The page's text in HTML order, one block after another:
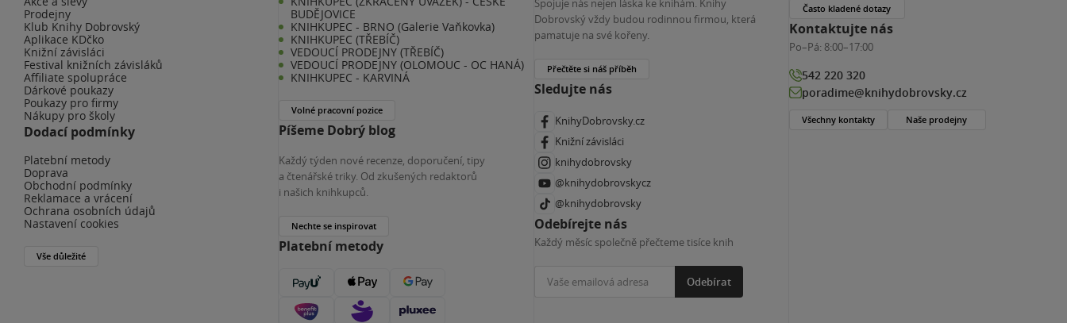
Prodejny
Klub Knihy Dobrovský
Aplikace KDčko
Knižní závisláci
Festival knižních závisláků
Affiliate spolupráce
Dárkové poukazy
Poukazy pro firmy
Nákupy pro školy
Dodací podmínky
Platební metody
Doprava
Obchodní podmínky
Reklamace a vrácení
Ochrana osobních údajů
Nastavení cookies
Vše důležité
BUDĚJOVICE
KNIHKUPEC - BRNO (Galerie Vaňkovka)
KNIHKUPEC (TŘEBÍČ)
VEDOUCÍ PRODEJNY (TŘEBÍČ)
VEDOUCÍ PRODEJNY (OLOMOUC - OC HANÁ)
KNIHKUPEC - KARVINÁ
Volné pracovní pozice
Píšeme Dobrý blog
Každý týden nové recenze, doporučení, tipy
a čtenářské triky. Od zkušených redaktorů
i našich knihkupců.
Nechte se inspirovat
Platební metody
Spojuje nás nejen láska ke knihám. Knihy
Dobrovský vždy budou rodinnou firmou, která
pamatuje na své kořeny.
Přečtěte si náš příběh
Sledujte nás
KnihyDobrovsky.cz
Knižní závisláci
knihydobrovsky
@knihydobrovskycz
@knihydobrovsky
Odebírejte nás
Každý měsíc společně přečteme tisíce knih
Odebírat
Často kladené dotazy
Kontaktujte nás
Po–Pá: 8:00–17:00
542 220 320
poradime@knihydobrovsky.cz
Všechny kontakty Naše prodejny